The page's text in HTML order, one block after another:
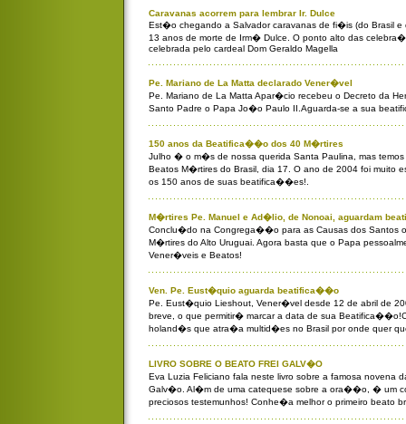
Caravanas acorrem para lembrar Ir. Dulce
Est�o chegando a Salvador caravanas de fi�is (do Brasil
13 anos de morte de Irm� Dulce. O ponto alto das
celebrada pelo cardeal Dom Geraldo Magella
Pe. Mariano de La Matta declarado Vener�vel
Pe. Mariano de La Matta Apar�cio recebeu o Decreto da
Santo Padre o Papa Jo�o Paulo II.Aguarda-se a sua
150 anos da Beatifica��o dos 40 M�rtires
Julho � o m�s de nossa querida Santa Paulina, mas
Beatos M�rtires do Brasil, dia 17. O ano de 2004 foi muito
os 150 anos de suas beatifica��es!.
M�rtires Pe. Manuel e Ad�lio, de Nonoai, aguardam
Conclu�do na Congrega��o para as Causas dos Santos
M�rtires do Alto Uruguai. Agora basta que o Papa
Vener�veis e Beatos!
Ven. Pe. Eust�quio aguarda beatifica��o
Pe. Eust�quio Lieshout, Vener�vel desde 12 de abril de
breve, o que permitir� marcar a data de sua
holand�s que atra�a multid�es no Brasil por onde quer
LIVRO SOBRE O BEATO FREI GALV�O
Eva Luzia Feliciano fala neste livro sobre a famosa novena
Galv�o. Al�m de uma catequese sobre a ora��o, � um
preciosos testemunhos! Conhe�a melhor o primeiro beato